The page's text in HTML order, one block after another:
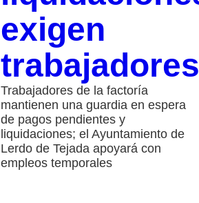
exigen
trabajadores
Trabajadores de la factoría
mantienen una guardia en espera
de pagos pendientes y
liquidaciones; el Ayuntamiento de
Lerdo de Tejada apoyará con
empleos temporales